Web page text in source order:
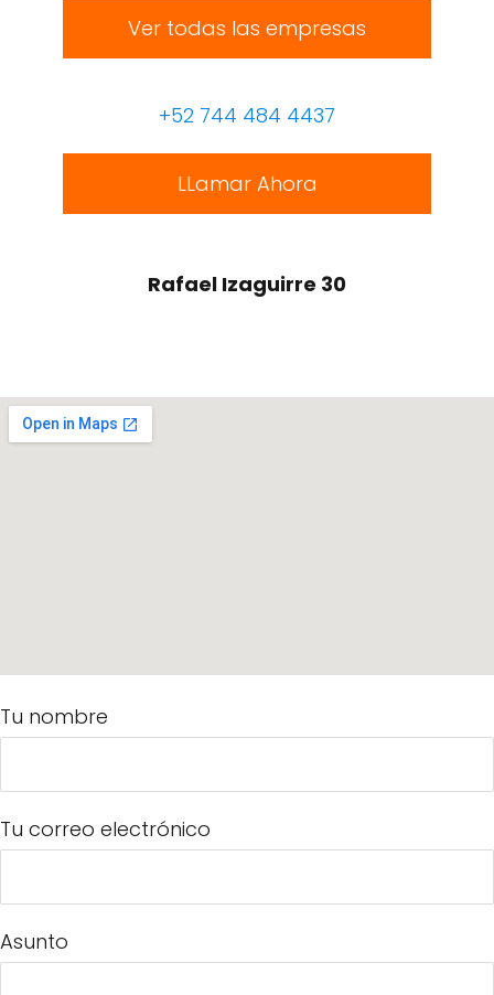
Ver todas las empresas
+52 744 484 4437
LLamar Ahora
Rafael Izaguirre 30
Tu nombre
Tu correo electrónico
Asunto